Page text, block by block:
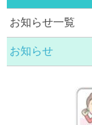
お知らせ一覧
お知らせ